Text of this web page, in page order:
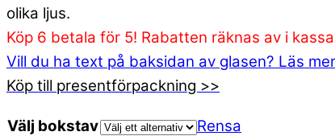
olika ljus.
Köp 6 betala för 5! Rabatten räknas av i
Vill du ha text på baksidan av glasen? Läs
Köp till presentförpackning >>
Välj bokstav Rensa